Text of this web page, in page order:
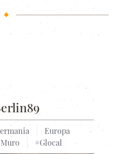
Europa
#Glocal